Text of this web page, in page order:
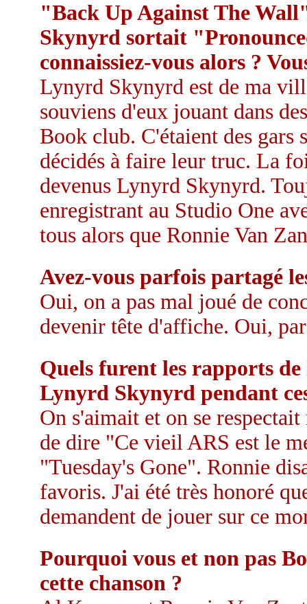
"Back Up Against The
Skynyrd sortait
connaissiez-vous alors ?
Lynyrd Skynyrd est de ma
souviens d'eux jouant dans
Book club. C'étaient des gars
décidés à faire leur truc. La
devenus Lynyrd Skynyrd.
enregistrant au Studio One
tous alors que Ronnie Van
Avez-vous parfois partagé
Oui, on a pas mal joué de
devenir tête d'affiche. Oui,
Quels furent les rapports
Lynyrd Skynyrd pendant
On s'aimait et on se
de dire "Ce vieil ARS est le
"Tuesday's Gone". Ronnie
favoris. J'ai été très honoré
demandent de jouer sur ce
Pourquoi vous et non pas
cette chanson ?